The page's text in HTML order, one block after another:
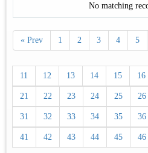
No matching
« Prev 1 2 3 4 5
11 12 13 14 15 16
21 22 23 24 25 26
31 32 33 34 35 36
41 42 43 44 45 46